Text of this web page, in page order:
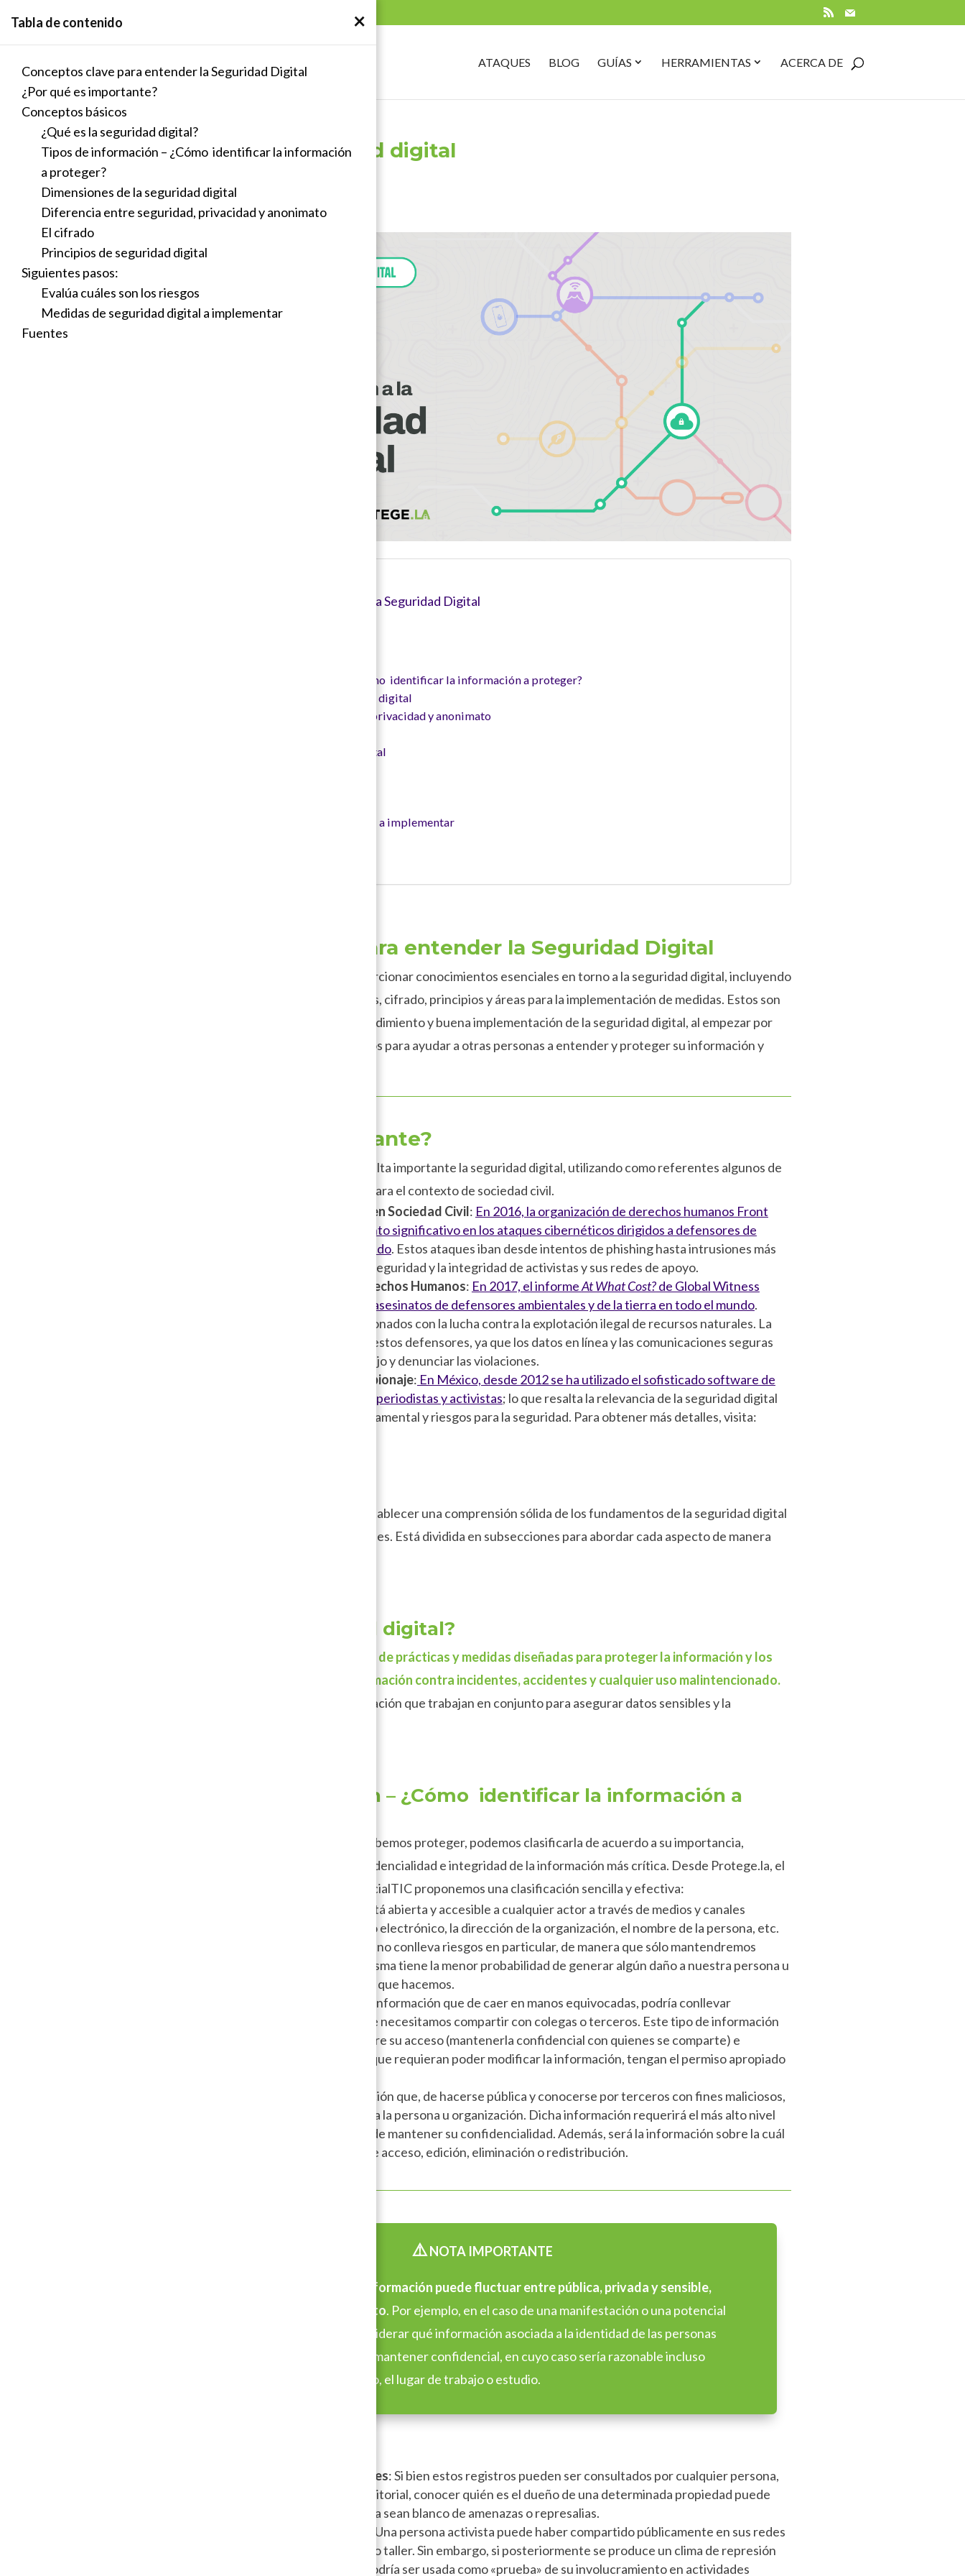
RSS Mail
ATAQUES BLOG GUÍASOPENCLOSE
HERRAMIENTASOPENCLOSE
ACERCA DE
Introducción a la seguridad digital
por
Conceptos clave para entender la Seguridad Digital
Tipos de información – ¿Cómo identificar la información a proteger?
Dimensiones de la seguridad digital
Diferencia entre seguridad, privacidad y anonimato
Principios de seguridad digital
Medidas de seguridad digital a implementar
Conceptos clave para entender la Seguridad Digital
Esta guía tiene como objetivo proporcionar conocimientos esenciales en torno a la seguridad digital, incluyendo
las dimensiones, factores, conceptos, cifrado, principios y áreas para la implementación de medidas. Estos son
los cimientos que sostienen el entendimiento y buena implementación de la seguridad digital, al empezar por
aquí estás dando el mejor de los pasos para ayudar a otras personas a entender y proteger su información y
¿Por qué es importante?
Para comenzar, veamos por qué resulta importante la seguridad digital, utilizando como referentes algunos de
los antecedentes más importantes para el contexto de sociedad civil.
Contexto de Ataques Digitales en Sociedad Civil: En 2016, la organización de derechos humanos Front
Line Defenders reportó un aumento significativo en los ataques cibernéticos dirigidos a defensores de
derechos humanos en todo el mundo. Estos ataques iban desde intentos de phishing hasta intrusiones más
avanzadas, poniendo en riesgo la seguridad y la integridad de activistas y sus redes de apoyo.
Relevancia en la Defensa de Derechos Humanos: En 2017, el informeAt What Cost?de Global Witness
documentó un número récord de asesinatos de defensores ambientales y de la tierra en todo el mundo.
Muchos de los cuales están relacionados con la lucha contra la explotación ilegal de recursos naturales. La
seguridad digital es esencial para estos defensores, ya que los datos en línea y las comunicaciones seguras
son vitales para coordinar su trabajo y denunciar las violaciones.
Protección de la Privacidad y Espionaje: En México, desde 2012 se ha utilizado el sofisticado software de
espionaje «Pegasus» para espiar a periodistas y activistas; lo que resalta la relevancia de la seguridad digital
en entornos con vigilancia gubernamental y riesgos para la seguridad. Para obtener más detalles, visita:
Esta sección tiene como objetivo establecer una comprensión sólida de los fundamentos de la seguridad digital
y aclarar conceptos erróneos comunes. Está dividida en subsecciones para abordar cada aspecto de manera
¿Qué es la seguridad digital?
La seguridad digital es un conjunto de prácticas y medidas diseñadas para proteger la información y los
sistemas de tecnología de la información contra incidentes, accidentes y cualquier uso malintencionado.
Abarca tecnologías, políticas y educación que trabajan en conjunto para asegurar datos sensibles y la
Tipos de información – ¿Cómo identificar la información a
Para determinar qué información debemos proteger, podemos clasificarla de acuerdo a su importancia,
enfocándonos en garantizar la confidencialidad e integridad de la información más crítica. Desde Protege.la, el
programa de seguridad digital de SocialTIC proponemos una clasificación sencilla y efectiva:
Cuando la información está abierta y accesible a cualquier actor a través de medios y canales
específicos. Por ejemplo, el correo electrónico, la dirección de la organización, el nombre de la persona, etc.
Idealmente la información pública no conlleva riesgos en particular, de manera que sólo mantendremos
pública la información que en sí misma tiene la menor probabilidad de generar algún daño a nuestra persona u
organización por lo que somos o lo que hacemos.
Se refiere a toda aquella información que de caer en manos equivocadas, podría conllevar
diferentes tipos de daño, pero que necesitamos compartir con colegas o terceros. Este tipo de información
requiere mantener un control sobre su acceso (mantenerla confidencial con quienes se comparte) e
integridad (que solo las personas que requieran poder modificar la información, tengan el permiso apropiado
Es toda aquella información que, de hacerse pública y conocerse por terceros con fines maliciosos,
tendría consecuencias graves para la persona u organización. Dicha información requerirá el más alto nivel
razonable de seguridad con el fin de mantener su confidencialidad. Además, será la información sobre la cuál
sean muy estrictos los permisos de acceso, edición, eliminación o redistribución.
⚠️NOTA IMPORTANTE
la información puede fluctuar entre pública, privada y sensible,
dependiendo del contexto. Por ejemplo, en el caso de una manifestación o una potencial
detención habrá que considerar qué información asociada a la identidad de las personas
manifestantes queremos mantener confidencial, en cuyo caso sería razonable incluso
proteger el nombre propio, el lugar de trabajo o estudio.
Registros públicos de propiedades: Si bien estos registros pueden ser consultados por cualquier persona,
en el contexto de un conflicto territorial, conocer quién es el dueño de una determinada propiedad puede
hacer que ese individuo o su familia sean blanco de amenazas o represalias.
Una persona activista puede haber compartido públicamente en sus redes
sociales su asistencia a un evento o taller. Sin embargo, si posteriormente se produce un clima de represión
hacia activistas, esa publicación podría ser usada como «prueba» de su involucramiento en actividades
Tabla de contenido ×
Conceptos clave para entender la Seguridad Digital
¿Por qué es importante?
Conceptos básicos
¿Qué es la seguridad digital?
Tipos de información – ¿Cómo identificar la información
a proteger?
Dimensiones de la seguridad digital
Diferencia entre seguridad, privacidad y anonimato
El cifrado
Principios de seguridad digital
Siguientes pasos:
Evalúa cuáles son los riesgos
Medidas de seguridad digital a implementar
Fuentes